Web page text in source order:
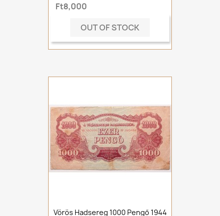
Ft8,000
OUT OF STOCK
Vörös Hadsereg 1000 Pengő 1944